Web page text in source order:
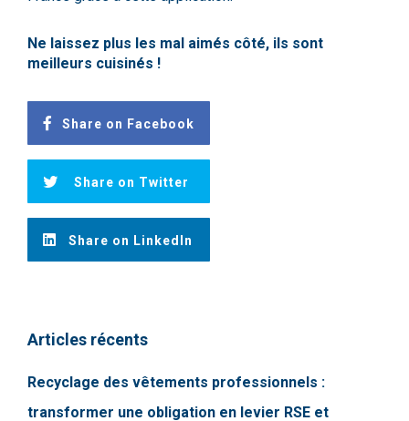
Ne laissez plus les mal aimés côté, ils sont
meilleurs cuisinés !
Share on Facebook
Share on Twitter
Share on LinkedIn
Articles récents
Recyclage des vêtements professionnels :
transformer une obligation en levier RSE et